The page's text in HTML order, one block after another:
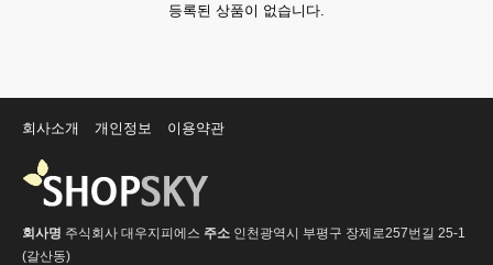
등록된 상품이 없습니다.
회사소개 개인정보 이용약관
회사명 주식회사 대우지피에스 주소 인천광역시 부평구 장제로257번길 25-1
(갈산동)